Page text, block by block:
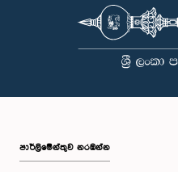
පාර්ලි‌මේන්තුව නරඹන්න